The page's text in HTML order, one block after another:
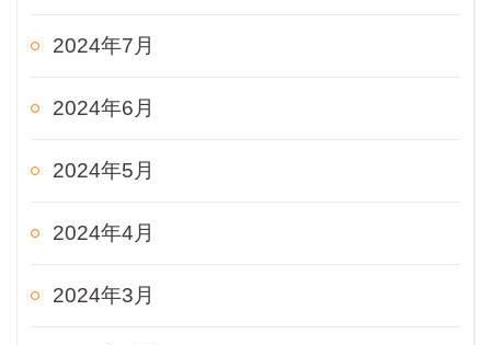
2024年7月
2024年6月
2024年5月
2024年4月
2024年3月